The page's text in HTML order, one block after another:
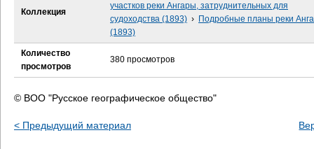
Коллекция
участков реки Ангары, затруднительных для
судоходства (1893) › Подробные планы реки
(1893)
Количество
просмотров
380 просмотров
© ВОО "Русское географическое общество"
< Предыдущий материал